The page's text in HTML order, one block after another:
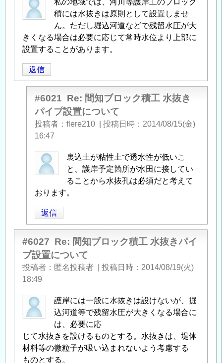
私の地域では、河川等護岸工のブロック
積には水抜きは原則として設置しませ
ん。ただし堀込河道などで残留水圧が大
きくなる場合は必要に応じて常時水位より上部に
設置することがあります。
返信
#6021 Re: 間知ブロック積工 水抜き
パイプ設置について
投稿者 flere210 投稿日時
2014/08/15(金)
16:47
匿
名
稿
に
よ
る
「Re:
間
知
ロ
ッ
積
工
水
裏込土が粘性土で透水性が低いこ
と、護岸予定箇所が水田に接してい
ることから水抜孔は必須だと考えて
おります。
返信
#6027 Re: 間知ブロック積工 水抜きパイ
プ設置について
投稿者 匿名投稿者 投稿日時
2014/08/19(火)
18:49
護岸には一般に水抜きは設けないが、掘
込河道等で残留水圧が大きくなる場合に
は、必要に応
じて水抜きを設けるものとする。水抜きは、堤体
材料等の微粒子が吸い込まれないよう考慮する
ものとする。